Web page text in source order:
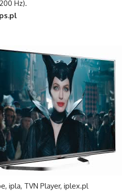
Hz).
ipla, TVN Player, iplex.pl